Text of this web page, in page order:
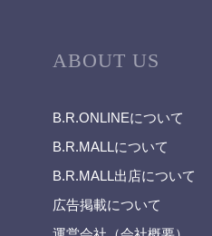
ABOUT US
B.R.ONLINEについて
B.R.MALLについて
B.R.MALL出店について
広告掲載について